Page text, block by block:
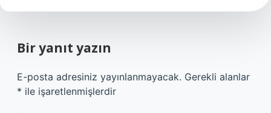
Bir yanıt yazın
E-posta adresiniz yayınlanmayacak. Gerekli alanlar
* ile işaretlenmişlerdir